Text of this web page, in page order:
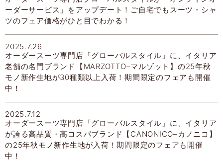
ーダーサービス」をアップデート！ご自宅でもスーツ・シャ
ツのフェア価格がひと目でわかる！
2025.7.26
オーダースーツ専門店「グローバルスタイル」に、イタリア
老舗の名門ブランド【MARZOTTO–マルゾット】の25年秋
モノ新作生地が30種類以上入荷！期間限定のフェアも開催
中！
2025.7.12
オーダースーツ専門店「グローバルスタイル」に、イタリア
が誇る高品質・高コスパブランド【CANONICO–カノニコ】
の25年秋モノ新作生地が入荷！期間限定のフェアも開催
中！